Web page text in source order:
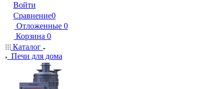
Войти
Сравнение0
Отложенные 0
Корзина 0
Каталог
Печи для дома